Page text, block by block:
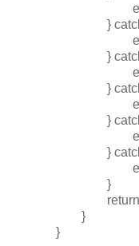
} catch
} catch
} catch
} catch
} catch
}
return
}
}